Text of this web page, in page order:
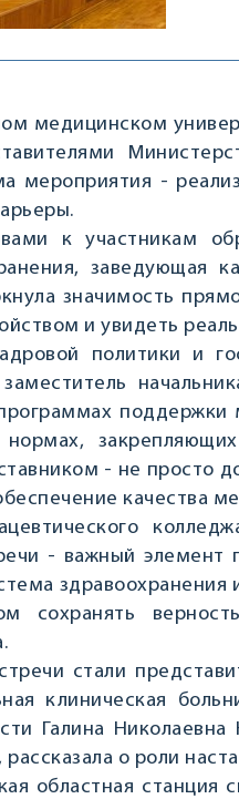
медицинском
мероприятия -
к участникам
заведующая
значимость
и увидеть
политики и
поддержки
- не просто
качества
- важный
сохранять
стали
клиническая
Галина
о роли
областная